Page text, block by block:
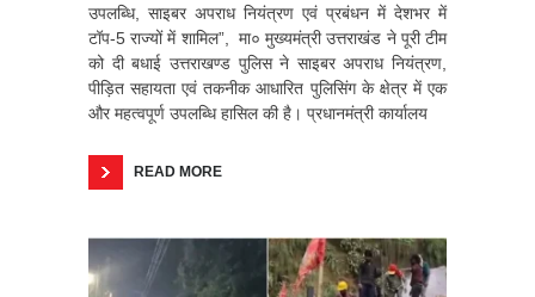
उपलब्धि, साइबर अपराध नियंत्रण एवं प्रबंधन में देशभर में
टॉप-5 राज्यों में शामिल”, मा० मुख्यमंत्री उत्तराखंड ने पूरी टीम
को दी बधाई उत्तराखण्ड पुलिस ने साइबर अपराध नियंत्रण,
पीड़ित सहायता एवं तकनीक आधारित पुलिसिंग के क्षेत्र में एक
और महत्वपूर्ण उपलब्धि हासिल की है। प्रधानमंत्री कार्यालय
READ MORE